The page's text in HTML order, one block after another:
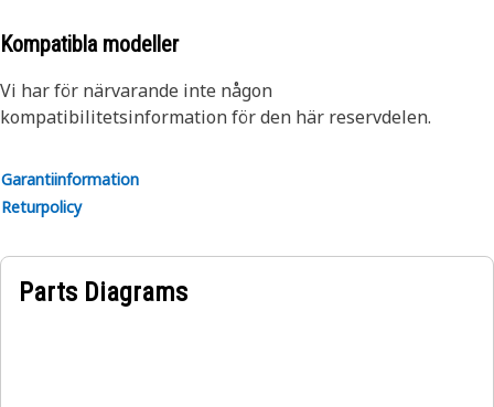
Kompatibla modeller
Vi har för närvarande inte någon
kompatibilitetsinformation för den här reservdelen.
Garantiinformation
Returpolicy
Parts Diagrams